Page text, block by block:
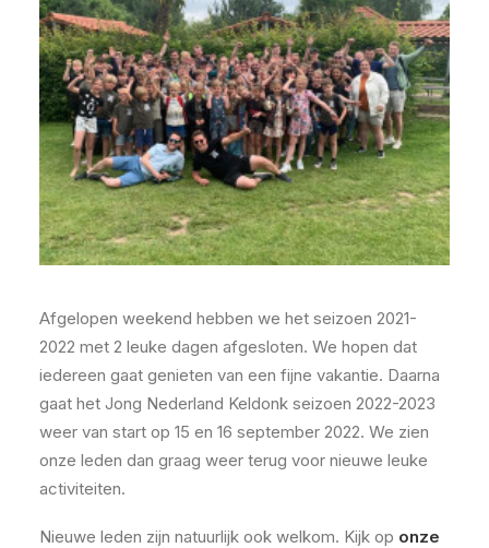
Afgelopen weekend hebben we het seizoen 2021-
2022 met 2 leuke dagen afgesloten. We hopen dat
iedereen gaat genieten van een fijne vakantie. Daarna
gaat het Jong Nederland Keldonk seizoen 2022-2023
weer van start op 15 en 16 september 2022. We zien
onze leden dan graag weer terug voor nieuwe leuke
activiteiten.
Nieuwe leden zijn natuurlijk ook welkom. Kijk op onze